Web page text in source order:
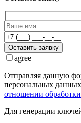
Оставить заявку
agree
Отправляя данную
персональных
отношении
Для генерации